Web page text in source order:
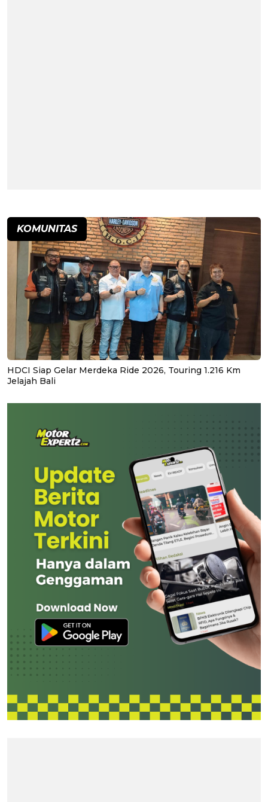
KOMUNITAS
HDCI Siap Gelar Merdeka Ride 2026, Touring 1.216 Km
Jelajah Bali